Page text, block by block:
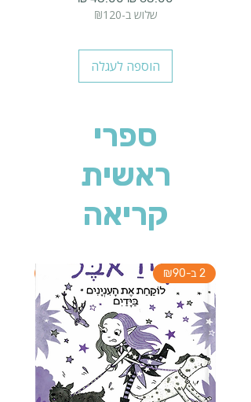
שלוש ב-₪120
הוספה לעגלה
ספרי
ראשית
קריאה
2 ב-₪90